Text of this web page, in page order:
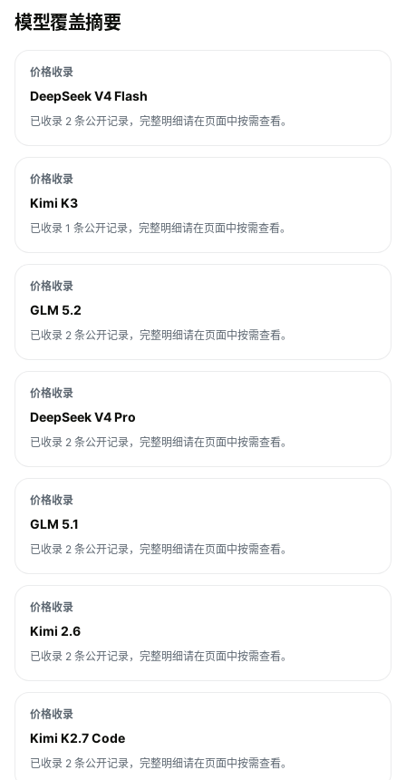
模型覆盖摘要
价格收录
DeepSeek V4 Flash
已收录 2 条公开记录，完整明细请在页面中按需查看。
价格收录
Kimi K3
已收录 1 条公开记录，完整明细请在页面中按需查看。
价格收录
GLM 5.2
已收录 2 条公开记录，完整明细请在页面中按需查看。
价格收录
DeepSeek V4 Pro
已收录 2 条公开记录，完整明细请在页面中按需查看。
价格收录
GLM 5.1
已收录 2 条公开记录，完整明细请在页面中按需查看。
价格收录
Kimi 2.6
已收录 2 条公开记录，完整明细请在页面中按需查看。
价格收录
Kimi K2.7 Code
已收录 2 条公开记录，完整明细请在页面中按需查看。